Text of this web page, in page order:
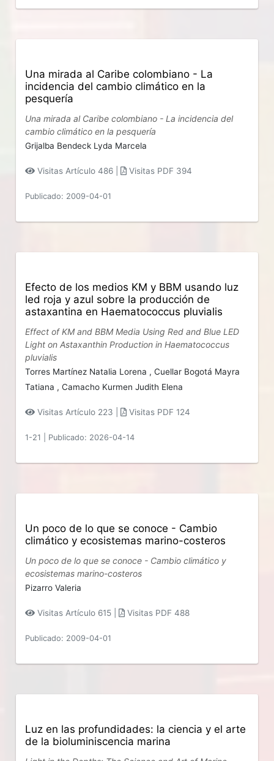
Una mirada al Caribe colombiano - La
incidencia del cambio climático en la
pesquería
Una mirada al Caribe colombiano - La incidencia del
cambio climático en la pesquería
Grijalba Bendeck Lyda Marcela
Visitas Artículo 486 | Visitas PDF 394
Publicado: 2009-04-01
Efecto de los medios KM y BBM usando luz
led roja y azul sobre la producción de
astaxantina en Haematococcus pluvialis
Effect of KM and BBM Media Using Red and Blue LED
Light on Astaxanthin Production in Haematococcus
pluvialis
Torres Martínez Natalia Lorena ,Cuellar Bogotá Mayra
Tatiana ,Camacho Kurmen Judith Elena
Visitas Artículo 223 | Visitas PDF 124
1-21 Publicado: 2026-04-14
Un poco de lo que se conoce - Cambio
climático y ecosistemas marino-costeros
Un poco de lo que se conoce - Cambio climático y
ecosistemas marino-costeros
Pizarro Valeria
Visitas Artículo 615 | Visitas PDF 488
Publicado: 2009-04-01
Luz en las profundidades: la ciencia y el arte
de la bioluminiscencia marina